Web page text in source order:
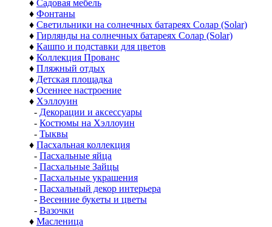
♦ Садовая мебель
♦ Фонтаны
♦ Светильники на солнечных батареях Солар (Solar)
♦ Гирлянды на солнечных батареях Солар (Solar)
♦ Кашпо и подставки для цветов
♦ Коллекция Прованс
♦ Пляжный отдых
♦ Детская площадка
♦ Осеннее настроение
♦ Хэллоуин
- Декорации и аксессуары
- Костюмы на Хэллоуин
- Тыквы
♦ Пасхальная коллекция
- Пасхальные яйца
- Пасхальные Зайцы
- Пасхальные украшения
- Пасхальный декор интерьера
- Весенние букеты и цветы
- Вазочки
♦ Масленица